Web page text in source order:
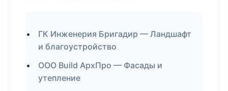
ГК Инженерия Бригадир — Ландшафт
и благоустройство
ООО Build АрхПро — Фасады и
утепление